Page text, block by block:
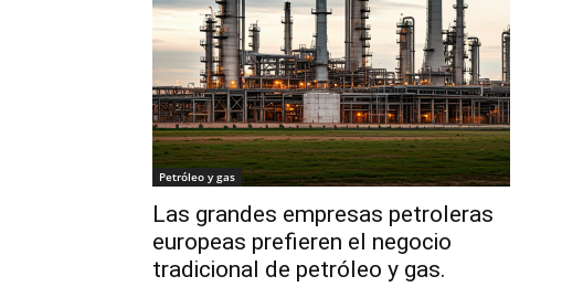
Petróleo y gas
Las grandes empresas petroleras
europeas prefieren el negocio
tradicional de petróleo y gas.